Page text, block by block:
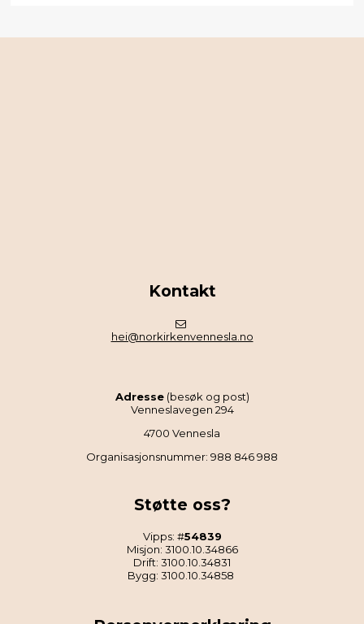
Kontakt
hei@norkirkenvennesla.no
Adresse(besøk og post)
Venneslavegen 294
4700 Vennesla
Organisasjonsnummer: 988 846 988
Støtte oss?
Vipps: #54839
Misjon: 3100.10.34866
Drift: 3100.10.34831
Bygg: 3100.10.34858